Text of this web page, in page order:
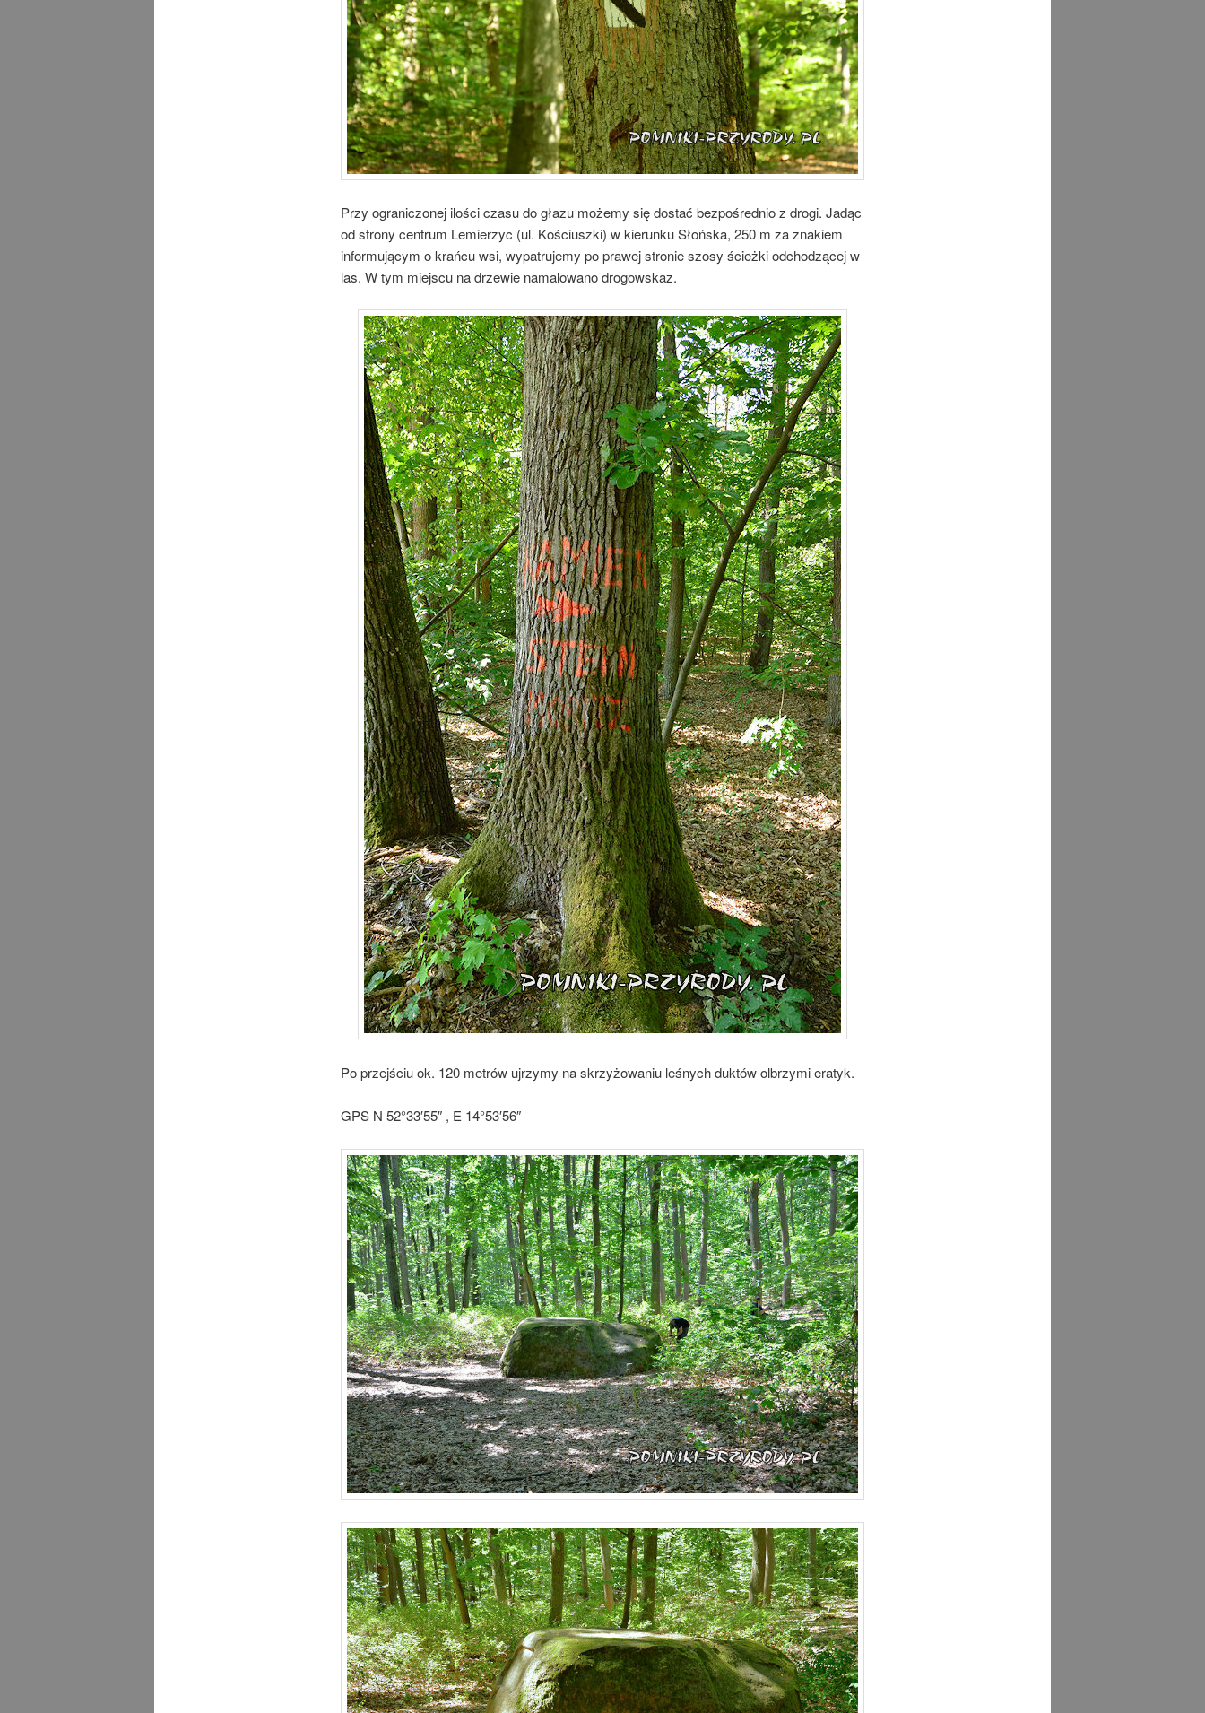
Przy ograniczonej ilości czasu do głazu możemy się dostać bezpośrednio z drogi. Jadąc
od strony centrum Lemierzyc (ul. Kościuszki) w kierunku Słońska, 250 m za znakiem
informującym o krańcu wsi, wypatrujemy po prawej stronie szosy ścieżki odchodzącej w
las. W tym miejscu na drzewie namalowano drogowskaz.
Po przejściu ok. 120 metrów ujrzymy na skrzyżowaniu leśnych duktów olbrzymi eratyk.
GPS N 52°33′55″ , E 14°53′56″